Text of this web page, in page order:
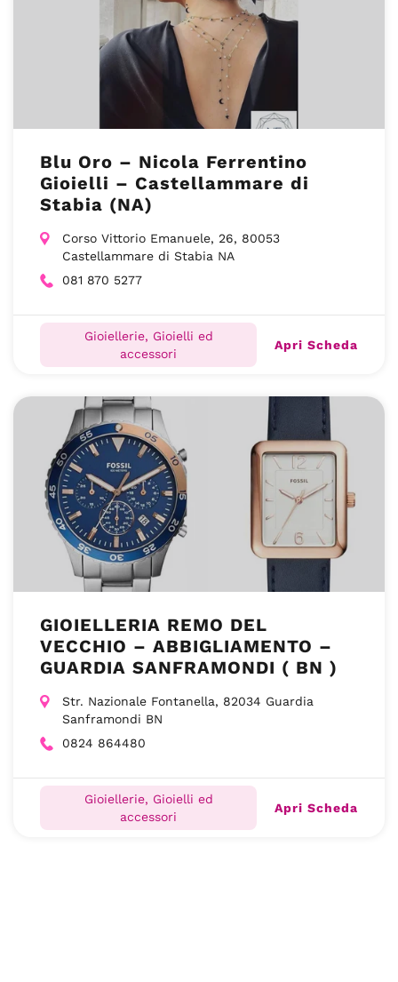
Blu Oro – Nicola Ferrentino
Gioielli – Castellammare di
Stabia (NA)
Corso Vittorio Emanuele, 26, 80053
Castellammare di Stabia NA
081 870 5277
Gioiellerie, Gioielli ed
accessori
Apri Scheda
GIOIELLERIA REMO DEL
VECCHIO – ABBIGLIAMENTO –
GUARDIA SANFRAMONDI ( BN )
Str. Nazionale Fontanella, 82034 Guardia
Sanframondi BN
0824 864480
Gioiellerie, Gioielli ed
accessori
Apri Scheda